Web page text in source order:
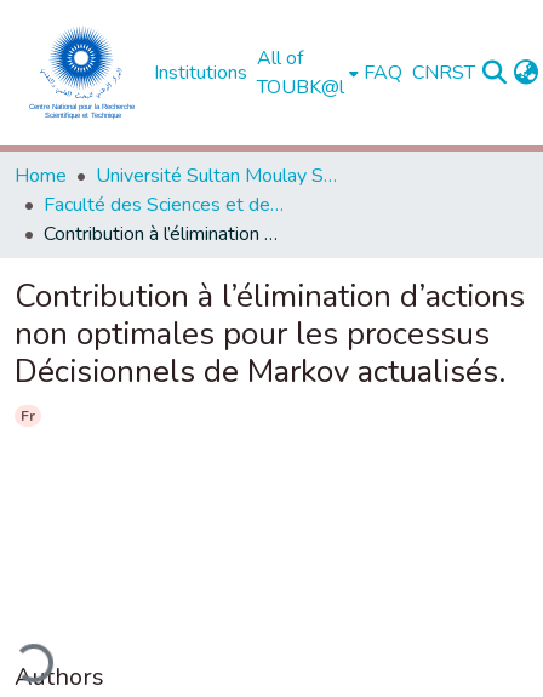
Institutions
All of
TOUBK@l
FAQ CNRST
Home
Université Sultan Moulay Slimane - Béni Mellal
Faculté des Sciences et des Techniques, Béni Mellal
Contribution à l’élimination d’actions non optimales pour les processus Décisionnels de Markov actualisés.
Contribution à l’élimination d’actions
non optimales pour les processus
Décisionnels de Markov actualisés.
Fr
Loading...
Authors